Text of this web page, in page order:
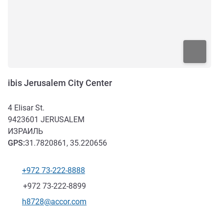
ibis Jerusalem City Center
4 Elisar St.
9423601 JERUSALEM
ИЗРАИЛЬ
GPS:31.7820861, 35.220656
Телефон
+972 73-222-8888
Факс
+972 73-222-8899
Контактный адрес электронной почты
h8728@accor.com